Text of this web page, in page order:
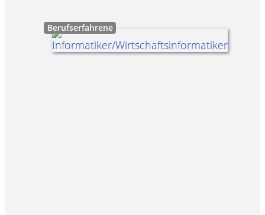
Berufserfahrene